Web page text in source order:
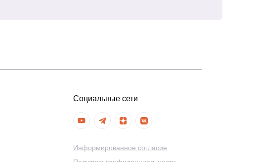
Социальные сети
Информированное согласие